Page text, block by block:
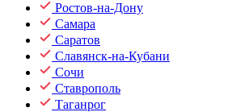
Ростов-на-Дону
Самара
Саратов
Славянск-на-Кубани
Сочи
Ставрополь
Таганрог